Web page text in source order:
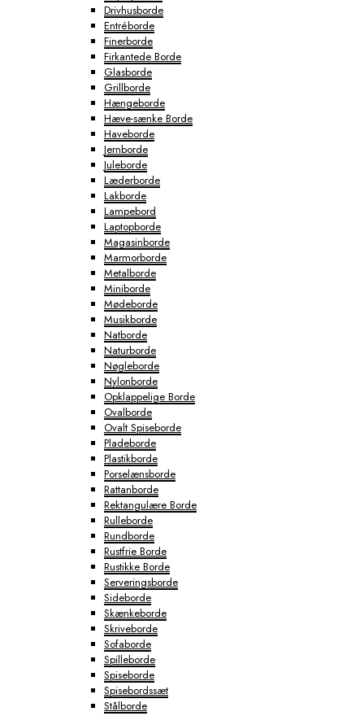
Drivhusborde
Entréborde
Finerborde
Firkantede Borde
Glasborde
Grillborde
Hængeborde
Hæve-sænke Borde
Haveborde
Jernborde
Juleborde
Læderborde
Lakborde
Lampebord
Laptopborde
Magasinborde
Marmorborde
Metalborde
Miniborde
Mødeborde
Musikborde
Natborde
Naturborde
Nøgleborde
Nylonborde
Opklappelige Borde
Ovalborde
Ovalt Spiseborde
Pladeborde
Plastikborde
Porselænsborde
Rattanborde
Rektangulære Borde
Rulleborde
Rundborde
Rustfrie Borde
Rustikke Borde
Serveringsborde
Sideborde
Skænkeborde
Skriveborde
Sofaborde
Spilleborde
Spiseborde
Spisebordssæt
Stålborde